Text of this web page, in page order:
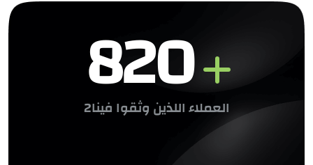
820
العملاء اللذين وثقوا فينا2